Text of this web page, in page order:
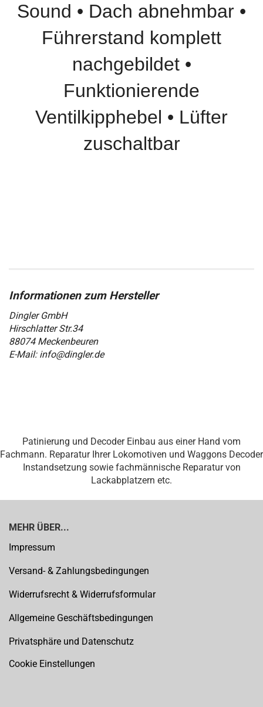
Sound • Dach abnehmbar •
Führerstand komplett
nachgebildet •
Funktionierende
Ventilkipphebel • Lüfter
zuschaltbar
Dingler GmbH
Hirschlatter Str.34
88074 Meckenbeuren
E-Mail: info@dingler.de
Patinierung und Decoder Einbau aus einer Hand vom
Fachmann. Reparatur Ihrer Lokomotiven und Waggons Decoder
Instandsetzung sowie fachmännische Reparatur von
Lackabplatzern etc.
MEHR ÜBER...
Impressum
Versand- & Zahlungsbedingungen
Widerrufsrecht & Widerrufsformular
Allgemeine Geschäftsbedingungen
Privatsphäre und Datenschutz
Cookie Einstellungen